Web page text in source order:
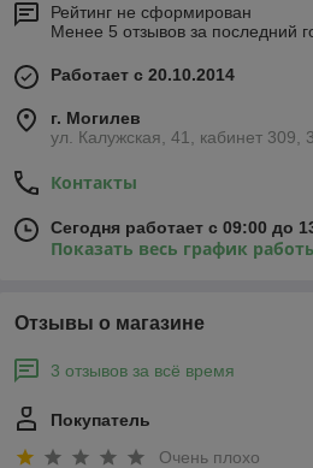
Рейтинг не сформирован
Менее 5 отзывов за последний
Работает с 20.10.2014
г. Могилев
ул. Калужская, 41, кабинет 309,
Контакты
Сегодня работает с 09:00 до
Показать весь график
Отзывы о магазине
3 отзывов за всё время
Покупатель
Очень плохо